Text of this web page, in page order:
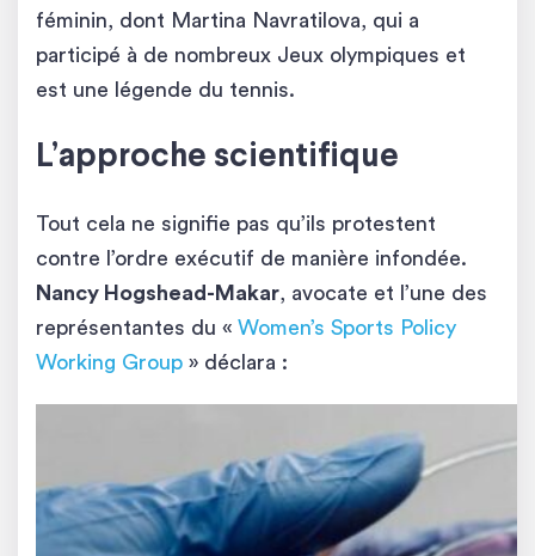
féminin, dont Martina Navratilova, qui a
participé à de nombreux Jeux olympiques et
est une légende du tennis.
L’approche scientifique
Tout cela ne signifie pas qu’ils protestent
contre l’ordre exécutif de manière infondée.
Nancy Hogshead-Makar , avocate et l’une des
représentantes du « Women’s Sports Policy
Working Group » déclara :